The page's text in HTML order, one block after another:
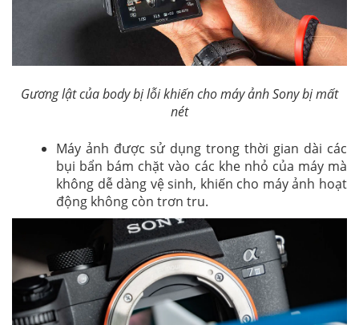
Gương lật của body bị lỗi khiến cho máy ảnh Sony bị mất
nét
Máy ảnh được sử dụng trong thời gian dài các
bụi bẩn bám chặt vào các khe nhỏ của máy mà
không dễ dàng vệ sinh, khiến cho máy ảnh hoạt
động không còn trơn tru.